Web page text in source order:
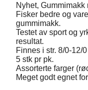
Nyhet,
Fisker bedre og
gummimakk.
Testet av sport og
resultat.
Finnes i str. 8/0-12/0
5 stk pr pk.
Assorterte farger
Meget godt egnet